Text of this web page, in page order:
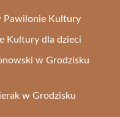
Pawilonie Kultury
Kultury dla dzieci
w Grodzisku
w Grodzisku